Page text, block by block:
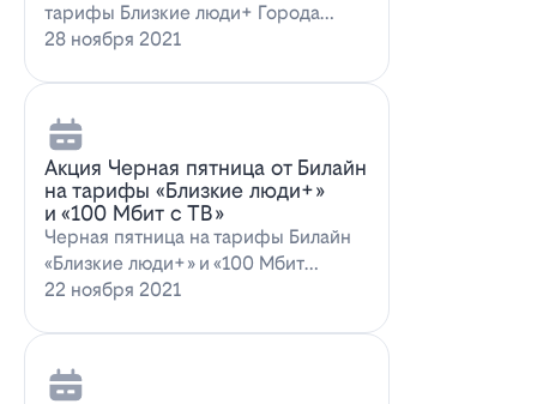
тарифы Близкие люди+ Города
от БилайнОператор Билайн радует
28 ноября 2021
Акция Черная пятница от Билайн
на тарифы «Близкие люди+»
и «100 Мбит с ТВ»
Черная пятница на тарифы Билайн
«Близкие люди+» и «100 Мбит
с ТВ»Билайн пред…
22 ноября 2021